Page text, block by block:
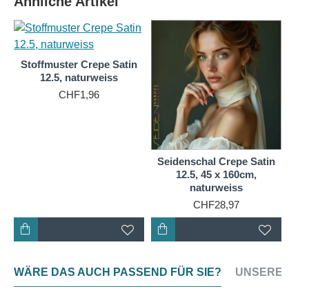
Blusen, Tuniken und andere Oberteile. Tücher,
Schals, Stolen und Pareos gelingen aus dieser
Seide besonders luxuriös.
Ein Schal aus Seide sorgt durch gleichmäßige
Wärmeverteilung auf dem Körper für ein optimales
Klima und ein luftig leichtes, angenehmes
Tragegefühl. Es ist ein atmungsaktives, 100 % reines
Stoffmuster Crepe Satin
12.5, naturweiss
CHF1,96
Seidenschal Crepe Satin
12.5, 45 x 160cm,
naturweiss
CHF28,97
WÄRE DAS AUCH PASSEND FÜR SIE? UNSERE